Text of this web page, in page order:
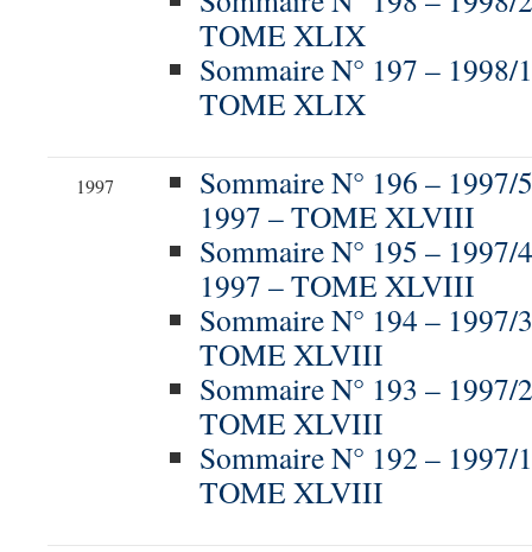
TOME XLIX
Sommaire N° 197 –
TOME XLIX
1997
Sommaire N° 196 –
1997 – TOME XLVIII
Sommaire N° 195 –
1997 – TOME XLVIII
Sommaire N° 194 –
TOME XLVIII
Sommaire N° 193 –
TOME XLVIII
Sommaire N° 192 –
TOME XLVIII